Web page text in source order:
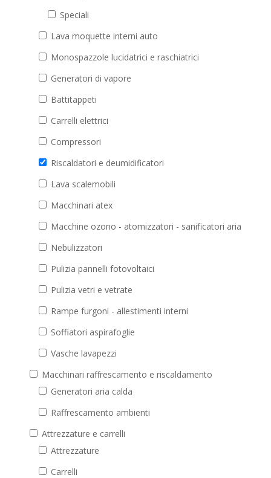
Speciali
Lava moquette interni auto
Monospazzole lucidatrici e raschiatrici
Generatori di vapore
Battitappeti
Carrelli elettrici
Compressori
Riscaldatori e deumidificatori
Lava scalemobili
Macchinari atex
Macchine ozono - atomizzatori - sanificatori aria
Nebulizzatori
Pulizia pannelli fotovoltaici
Pulizia vetri e vetrate
Rampe furgoni - allestimenti interni
Soffiatori aspirafoglie
Vasche lavapezzi
Macchinari raffrescamento e riscaldamento
Generatori aria calda
Raffrescamento ambienti
Attrezzature e carrelli
Attrezzature
Carrelli